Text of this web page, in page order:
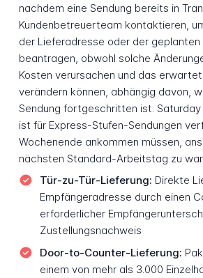
nachdem eine Sendung bereits in
Kundenbetreuerteam kontaktieren,
der Lieferadresse oder der geplanten
beantragen, obwohl solche
Kosten verursachen und das
verändern können, abhängig davon,
Sendung fortgeschritten ist.
ist für Express-Stufen-Sendungen
Wochenende ankommen müssen,
nächsten Standard-Arbeitstag zu
Tür-zu-Tür-Lieferung: Direkte
Empfängeradresse durch einen
erforderlicher
Zustellungsnachweis
Door-to-Counter-Lieferung:
einem von mehr als 3.000